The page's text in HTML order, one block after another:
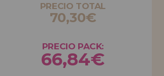
PRECIO TOTAL
70,30€
PRECIO PACK:
66,84€